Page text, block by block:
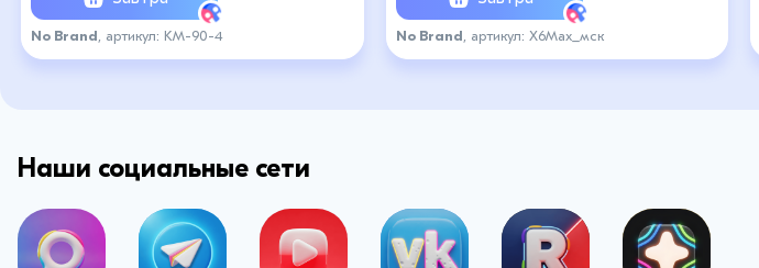
No Brand , артикул: KM-90-4 No Brand , артикул: X6Max_мск
Наши социальные сети